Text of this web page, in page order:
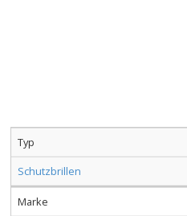
Typ
Schutzbrillen
Marke